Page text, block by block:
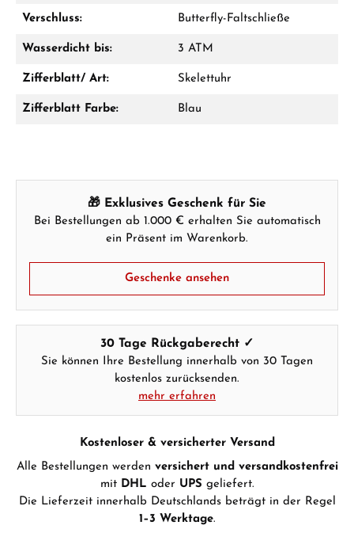
Hersteller- & Produktsicherheit
Verschluss: Butterfly-Faltschließe
Wasserdicht bis: 3 ATM
Zifferblatt/ Art: Skelettuhr
Zifferblatt Farbe: Blau
🎁 Exklusives Geschenk für Sie
Bei Bestellungen ab 1.000 € erhalten Sie automatisch
ein Präsent im Warenkorb.
Geschenke ansehen
30 Tage Rückgaberecht ✓
Sie können Ihre Bestellung innerhalb von 30 Tagen
kostenlos zurücksenden.
mehr erfahren
Kostenloser & versicherter Versand
Alle Bestellungen werden versichert und versandkostenfrei
mit DHL oder UPS geliefert.
Die Lieferzeit innerhalb Deutschlands beträgt in der Regel
1–3 Werktage.